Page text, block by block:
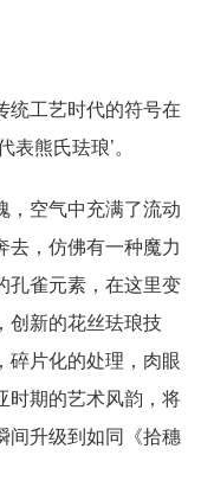
统工艺时代的符号在
熊氏珐琅’。
，空气中充满了流动
去，仿佛有一种魔力
孔雀元素，在这里变
创新的花丝珐琅技
碎片化的处理，肉眼
时期的艺术风韵，将
间升级到如同《拾穗